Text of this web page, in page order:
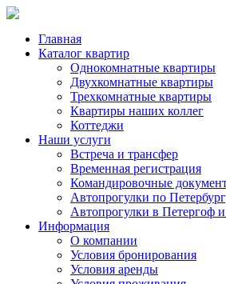
Главная
Каталог квартир
Однокомнатные квартиры
Двухкомнатные квартиры
Трехкомнатные квартиры
Квартиры наших коллег
Коттеджи
Наши услуги
Встреча и трансфер
Временная регистрация
Командировочные
Автопрогулки по
Автопрогулки в Петергоф
Информация
О компании
Условия бронирования
Условия аренды